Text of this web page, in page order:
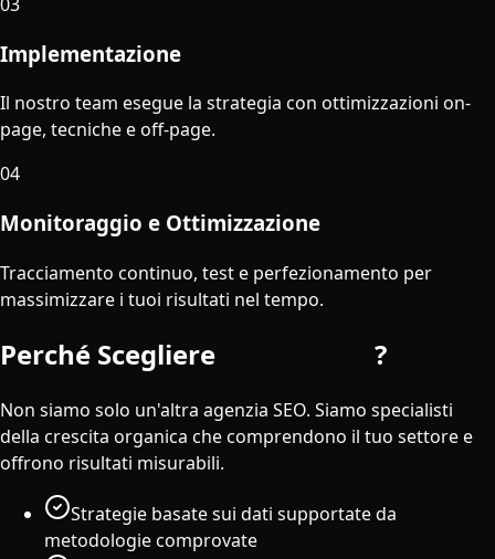
Implementazione
Il nostro team esegue la strategia con ottimizzazioni on-
page, tecniche e off-page.
04
Monitoraggio e Ottimizzazione
Tracciamento continuo, test e perfezionamento per
massimizzare i tuoi risultati nel tempo.
Perché Scegliere ?
Non siamo solo un'altra agenzia SEO. Siamo specialisti
della crescita organica che comprendono il tuo settore e
offrono risultati misurabili.
Strategie basate sui dati supportate da
metodologie comprovate